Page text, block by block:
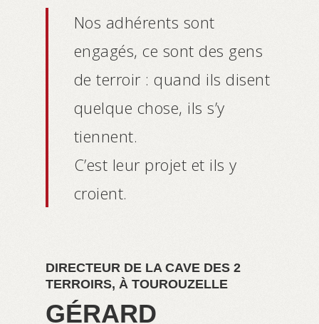
Nos adhérents sont
engagés, ce sont des gens
de terroir : quand ils disent
quelque chose, ils s’y
tiennent.
C’est leur projet et ils y
croient.
DIRECTEUR DE LA CAVE DES 2
TERROIRS, À TOUROUZELLE
GÉRARD